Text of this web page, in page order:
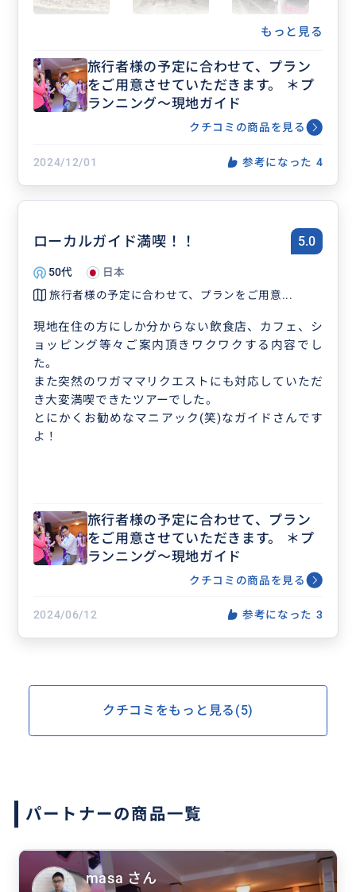
もっと見る
旅行者様の予定に合わせて、プラン
をご用意させていただきます。 ＊プ
ランニング〜現地ガイド
クチコミの商品を見る
2024/12/01 参考になった 4
ローカルガイド満喫！！ 5.0
50代
日本
旅行者様の予定に合わせて、プランをご用意...
現地在住の方にしか分からない飲食店、カフェ、シ
ョッピング等々ご案内頂きワクワクする内容でし
た。
また突然のワガママリクエストにも対応していただ
き大変満喫できたツアーでした。
とにかくお勧めなマニアック(笑)なガイドさんです
よ！
旅行者様の予定に合わせて、プラン
をご用意させていただきます。 ＊プ
ランニング〜現地ガイド
クチコミの商品を見る
2024/06/12 参考になった 3
クチコミをもっと見る(5)
パートナーの商品一覧
masa さん